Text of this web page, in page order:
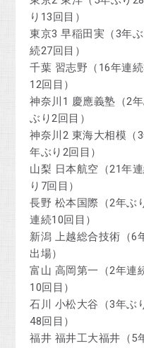
り13回目）
東京3 早稲田実（3年
続27回目）
千葉 習志野（16年連
12回目）
神奈川1 慶應義塾（2
ぶり2回目）
神奈川2 東海大相模（
年ぶり2回目）
山梨 日本航空（21年
り7回目）
長野 松本国際（2年ぶ
連続10回目）
新潟 上越総合技術（6
出場）
富山 高岡第一（2年連
10回目）
石川 小松大谷（3年ぶ
48回目）
福井 福井工大福井（5